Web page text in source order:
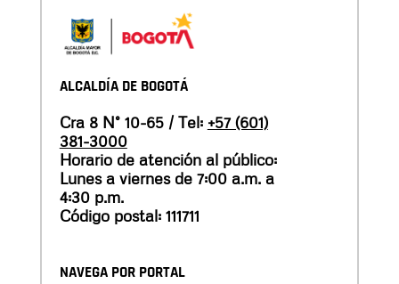
ALCALDÍA DE BOGOTÁ
Cra 8 N° 10-65 / Tel: +57 (601)
381-3000
Horario de atención al público:
Lunes a viernes de 7:00 a.m. a
4:30 p.m.
Código postal: 111711
NAVEGA POR PORTAL